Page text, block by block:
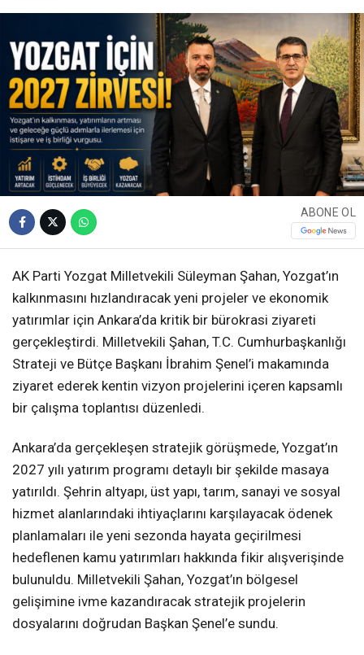
ABONE OL
AK Parti Yozgat Milletvekili Süleyman Şahan, Yozgat’ın
kalkınmasını hızlandıracak yeni projeler ve ekonomik
yatırımlar için Ankara’da kritik bir bürokrasi ziyareti
gerçekleştirdi. Milletvekili Şahan, T.C. Cumhurbaşkanlığı
Strateji ve Bütçe Başkanı İbrahim Şenel’i makamında
ziyaret ederek kentin vizyon projelerini içeren kapsamlı
bir çalışma toplantısı düzenledi.
Ankara’da gerçekleşen stratejik görüşmede, Yozgat’ın
2027 yılı yatırım programı detaylı bir şekilde masaya
yatırıldı. Şehrin altyapı, üst yapı, tarım, sanayi ve sosyal
hizmet alanlarındaki ihtiyaçlarını karşılayacak ödenek
planlamaları ile yeni sezonda hayata geçirilmesi
hedeflenen kamu yatırımları hakkında fikir alışverişinde
bulunuldu. Milletvekili Şahan, Yozgat’ın bölgesel
gelişimine ivme kazandıracak stratejik projelerin
dosyalarını doğrudan Başkan Şenel’e sundu.